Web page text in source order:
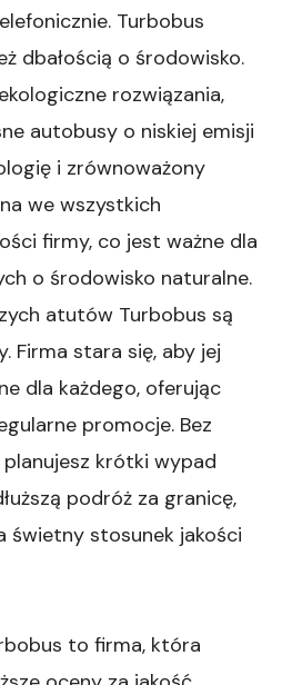
Turbobus
dbałością o środowisko.
rozwiązania,
autobusy o niskiej emisji
i zrównoważony
we wszystkich
firmy, co jest ważne dla
o środowisko naturalne.
atutów Turbobus są
Firma stara się, aby jej
dla każdego, oferując
promocje. Bez
krótki wypad
podróż za granicę,
świetny stosunek jakości
to firma, która